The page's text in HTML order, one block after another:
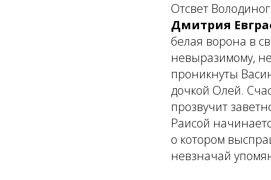
Отсвет
Дмитрия
белая ворона в
невыразимому,
проникнуты
дочкой Олей.
прозвучит
Раисой
о котором
невзначай